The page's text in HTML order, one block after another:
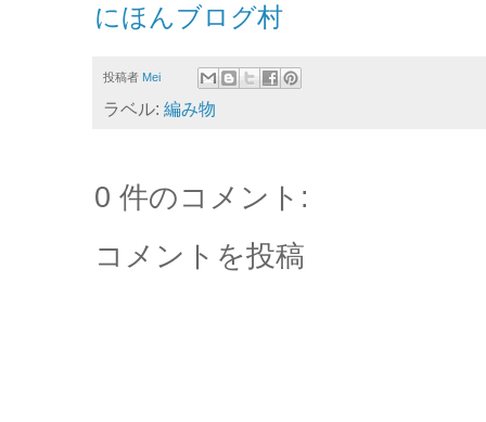
にほんブログ村
投稿者 Mei
ラベル: 編み物
0 件のコメント:
コメントを投稿